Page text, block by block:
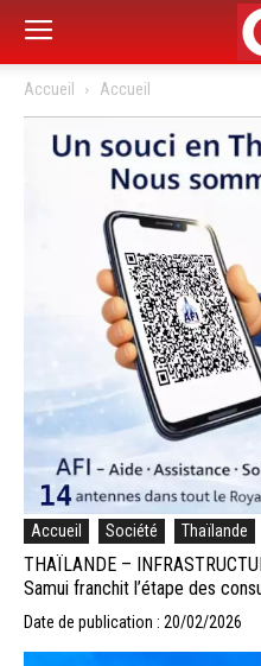
Accueil Accueil
Accueil Société Thaïlande
THAÏLANDE –
Samui franchit l’étape des
Date de publication : 20/02/2026